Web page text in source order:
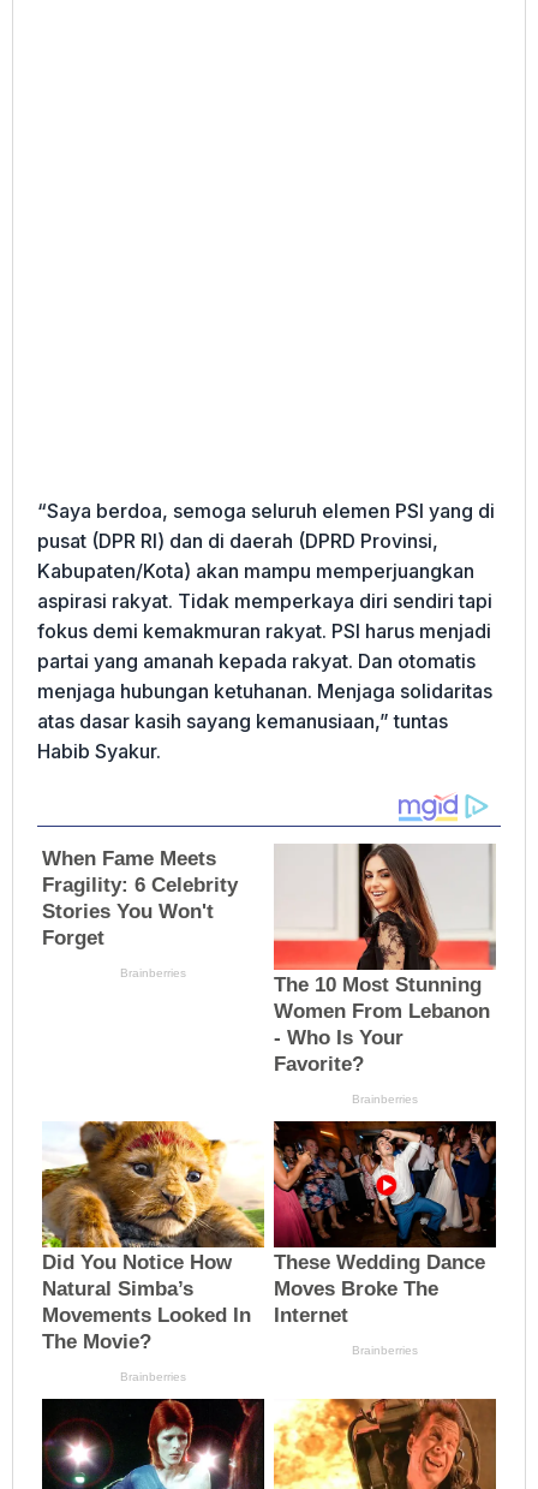
“Saya berdoa, semoga seluruh elemen PSI yang di
pusat (DPR RI) dan di daerah (DPRD Provinsi,
Kabupaten/Kota) akan mampu memperjuangkan
aspirasi rakyat. Tidak memperkaya diri sendiri tapi
fokus demi kemakmuran rakyat. PSI harus menjadi
partai yang amanah kepada rakyat. Dan otomatis
menjaga hubungan ketuhanan. Menjaga solidaritas
atas dasar kasih sayang kemanusiaan,” tuntas
Habib Syakur.